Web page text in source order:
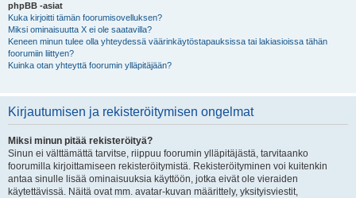
phpBB -asiat
Kuka kirjoitti tämän foorumisovelluksen?
Miksi ominaisuutta X ei ole saatavilla?
Keneen minun tulee olla yhteydessä väärinkäytöstapauksissa tai lakiasioissa tähän
foorumiin liittyen?
Kuinka otan yhteyttä foorumin ylläpitäjään?
Kirjautumisen ja rekisteröitymisen ongelmat
Miksi minun pitää rekisteröityä?
Sinun ei välttämättä tarvitse, riippuu foorumin ylläpitäjästä, tarvitaanko
foorumilla kirjoittamiseen rekisteröitymistä. Rekisteröityminen voi kuitenkin
antaa sinulle lisää ominaisuuksia käyttöön, jotka eivät ole vieraiden
käytettävissä. Näitä ovat mm. avatar-kuvan määrittely, yksityisviestit,